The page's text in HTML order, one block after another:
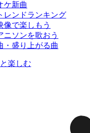
ケ新曲
レンドランキング
像で楽しもう
ニソンを歌おう
・盛り上がる曲
楽しむ